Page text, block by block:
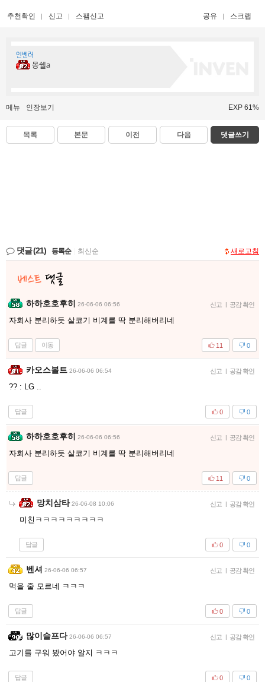
추천확인 신고 스팸신고 공유 스크랩
인벤러
몽쉘a
메뉴 인장보기 EXP 61%
목록 본문 이전 다음 댓글쓰기
댓글(21) 등록순 최신순 새로고침
하하호호후히 26-06-06 06:56 신고 | 공감 확인
자회사 분리하듯 살코기 비계를 딱 분리해버리네
답글 이동 0
11
카오스볼트 26-06-06 06:54 신고 | 공감 확인
?? : LG ..
답글 0
0
하하호호후히 26-06-06 06:56 신고 | 공감 확인
자회사 분리하듯 살코기 비계를 딱 분리해버리네
답글 0
11
망치삼타 26-06-08 10:06 신고 | 공감 확인
미친ㅋㅋㅋㅋㅋㅋㅋㅋㅋ
답글 0
0
벤셔 26-06-06 06:57 신고 | 공감 확인
먹을 줄 모르네 ㅋㅋㅋ
답글 0
0
많이슬프다 26-06-06 06:57 신고 | 공감 확인
고기를 구워 봤어야 알지 ㅋㅋㅋ
답글 0
0